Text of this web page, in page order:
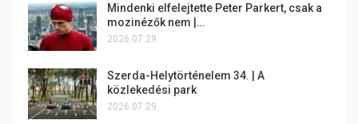
Mindenki elfelejtette Peter Parkert, csak a
mozinézők nem |…
2026.07.29.
Szerda-Helytörténelem 34. | A
közlekedési park
2026.07.29.